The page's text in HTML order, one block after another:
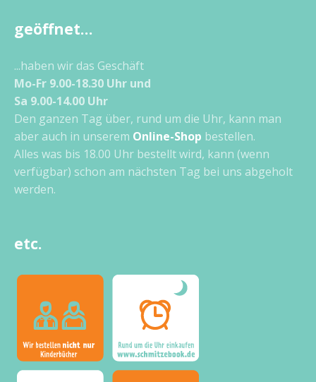
geöffnet…
...haben wir das Geschäft
Mo-Fr 9.00-18.30 Uhr und
Sa 9.00-14.00 Uhr
Den ganzen Tag über, rund um die Uhr, kann man
aber auch in unserem Online-Shop bestellen.
Alles was bis 18.00 Uhr bestellt wird, kann (wenn
verfügbar) schon am nächsten Tag bei uns abgeholt
werden.
etc.